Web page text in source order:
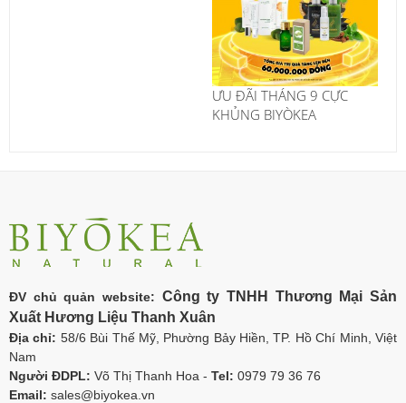
ƯU ĐÃI THÁNG 9 CỰC
KHỦNG BIYÒKEA
ĐV chủ quản website: Công ty TNHH Thương Mại Sản
Xuất Hương Liệu Thanh Xuân
Địa chỉ: 58/6 Bùi Thế Mỹ, Phường Bảy Hiền, TP. Hồ Chí Minh, Việt
Nam
Người ĐDPL: Võ Thị Thanh Hoa - Tel: 0979 79 36 76
Email: sales@biyokea.vn